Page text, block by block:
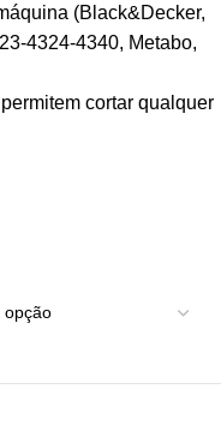
(Black&Decker,
4324-4340, Metabo,
cortar qualquer